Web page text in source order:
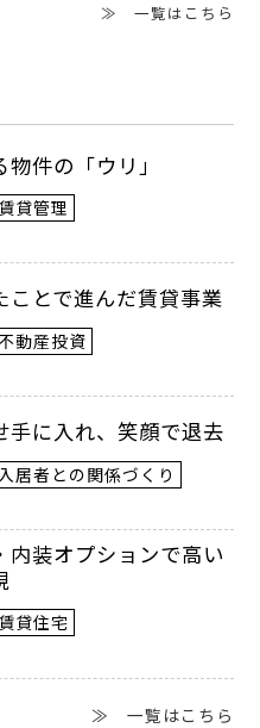
ド・コミュニ
クス
ら来ました、フェル
≫ 一覧はこちら
件の「ウリ」
賃貸管理
ことで進んだ賃貸事業
動産投資
手に入れ、笑顔で退去
入居者との関係づくり
内装オプションで高い
賃貸住宅
≫ 一覧はこちら